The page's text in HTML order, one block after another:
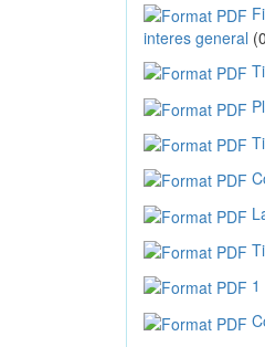
interes general